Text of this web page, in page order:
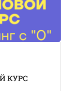
КУРС